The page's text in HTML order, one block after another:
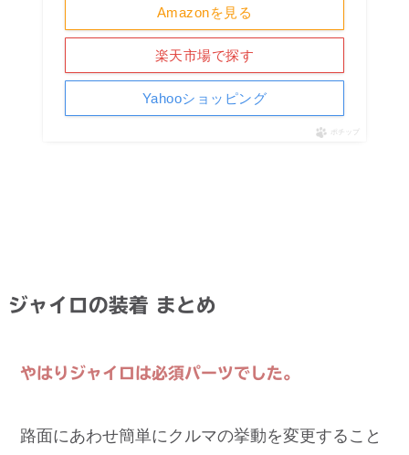
Amazonを見る
楽天市場で探す
Yahooショッピング
ポチップ
ジャイロの装着 まとめ
やはりジャイロは必須パーツでした。
路面にあわせ簡単にクルマの挙動を変更すること